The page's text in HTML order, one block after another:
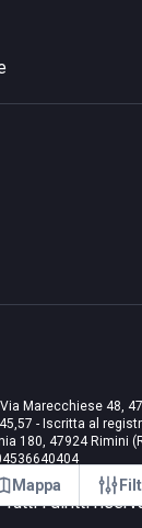
Mappa
Marecchiese 48,
- Iscritta al
180, 47924 Rimini
Tutti i diritti